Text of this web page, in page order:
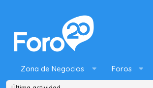
Zona de Negocios Foros